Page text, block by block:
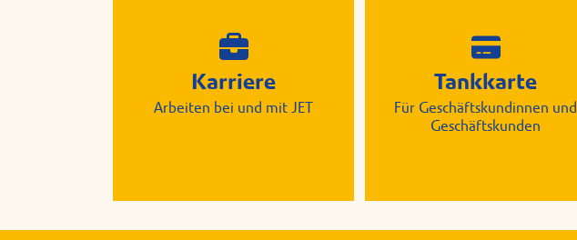
Karriere
Arbeiten bei und mit JET
Tankkarte
Für Geschäftskundinnen und
Geschäftskunden